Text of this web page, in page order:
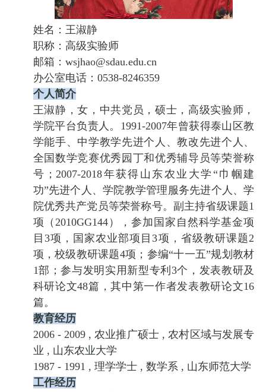
姓名：王淑静
职称：高级实验师
邮箱：wsjhao@sdau.edu.cn
办公室电话：0538-8246359
个人简介
王淑静，女，中共党员，硕士，高级实验师，
学院平台负责人。1991-2007年曾获得泰山区教
学能手、中学教学先进个人、教改先进个人、
全国数学竞赛优秀园丁和优秀辅导员等荣誉称
号；2007-2018年获得山东农业大学“巾帼建
功”先进个人、学院教学管理服务先进个人、学
院优秀共产党员等荣誉称号。副主持省级课题1
项（2010GG144），参加国家自然科学基金项
目3项，国家农业部项目3项，省级教研课题2
项，校级教研课题4项；参编“十一五”规划教材
1部；参与发明实用新型专利3个，发表教研及
科研论文48篇，其中第一作者发表教研论文16
篇。
教育经历
2006 - 2009 , 农业推广硕士 , 农村区域与发展专
业 , 山东农业大学
1987 - 1991 , 理学学士 , 数学系 , 山东师范大学
工作经历